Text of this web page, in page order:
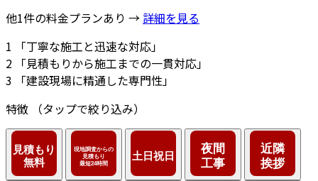
他1件の料金プランあり → 詳細を見る
1
「丁寧な施工と迅速な対応」
2 「見積もりから施工までの一貫対応」
3
「建設現場に精通した専門性」
特徴
（タップで絞り込み）